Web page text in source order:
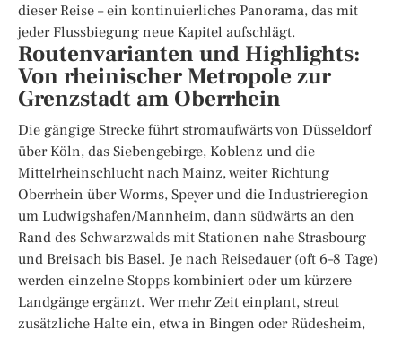
dieser Reise – ein kontinuierliches Panorama, das mit
jeder Flussbiegung neue Kapitel aufschlägt.
Routenvarianten und Highlights:
Von rheinischer Metropole zur
Grenzstadt am Oberrhein
Die gängige Strecke führt stromaufwärts von Düsseldorf
über Köln, das Siebengebirge, Koblenz und die
Mittelrheinschlucht nach Mainz, weiter Richtung
Oberrhein über Worms, Speyer und die Industrieregion
um Ludwigshafen/Mannheim, dann südwärts an den
Rand des Schwarzwalds mit Stationen nahe Strasbourg
und Breisach bis Basel. Je nach Reisedauer (oft 6–8 Tage)
werden einzelne Stopps kombiniert oder um kürzere
Landgänge ergänzt. Wer mehr Zeit einplant, streut
zusätzliche Halte ein, etwa in Bingen oder Rüdesheim,